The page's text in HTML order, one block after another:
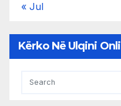
« Jul
Kërko Në Ulqini